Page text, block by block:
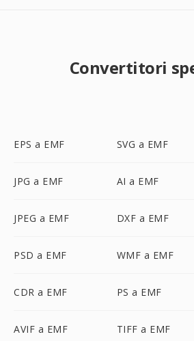
Convertitori
EPS a EMF SVG a EMF
JPG a EMF AI a EMF
JPEG a EMF DXF a EMF
PSD a EMF WMF a EMF
CDR a EMF PS a EMF
AVIF a EMF TIFF a EMF